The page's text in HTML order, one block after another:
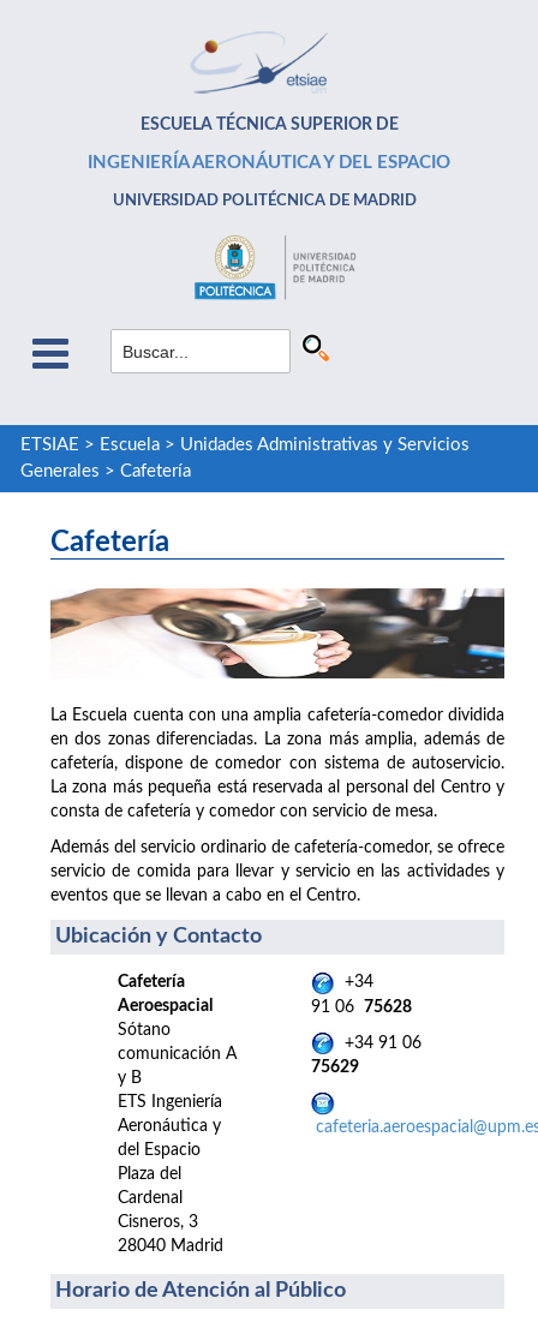
ESCUELA TÉCNICA SUPERIOR DE
INGENIERÍA AERONÁUTICA Y DEL ESPACIO
UNIVERSIDAD POLITÉCNICA DE MADRID
ETSIAE > Escuela> Unidades Administrativas y Servicios
Generales > Cafetería
Cafetería
La Escuela cuenta con una amplia cafetería-comedor dividida
en dos zonas diferenciadas. La zona más amplia, además de
cafetería, dispone de comedor con sistema de autoservicio.
La zona más pequeña está reservada al personal del Centro y
consta de cafetería y comedor con servicio de mesa.
Además del servicio ordinario de cafetería-comedor, se ofrece
servicio de comida para llevar y servicio en las actividades y
eventos que se llevan a cabo en el Centro.
Ubicación y Contacto
Cafetería
Aeroespacial
Sótano
comunicación A
y B
ETS Ingeniería
Aeronáutica y
del Espacio
Plaza del
Cardenal
Cisneros, 3
28040 Madrid
+34
91 06 75628
+34 91 06
75629
Horario de Atención al Público